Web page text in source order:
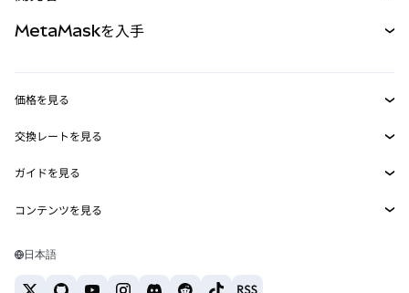
パーペチュアル
RWA
MetaMask Connect
Snaps
Web3サービス
MetaMaskを入手
セキュリティ
サポート
キャリア
お問い合わせ
価格を見る
イーサリアムの価格
Solanaの価格
Tetherの価格
交換レートを見る
ETH→USD
USDT→INR
BTC→INR
ETH→USDT
ガイドを見る
ETHの購入
コンテンツを見る
Solanaウォレット
日本語